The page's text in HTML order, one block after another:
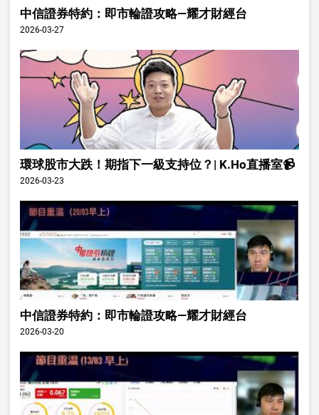
中信證券特約：即市輪證攻略—耀才財經台
2026-03-27
環球股市大跌！期指下一級支持位？| K.Ho直播室📹
2026-03-23
中信證券特約：即市輪證攻略—耀才財經台
2026-03-20